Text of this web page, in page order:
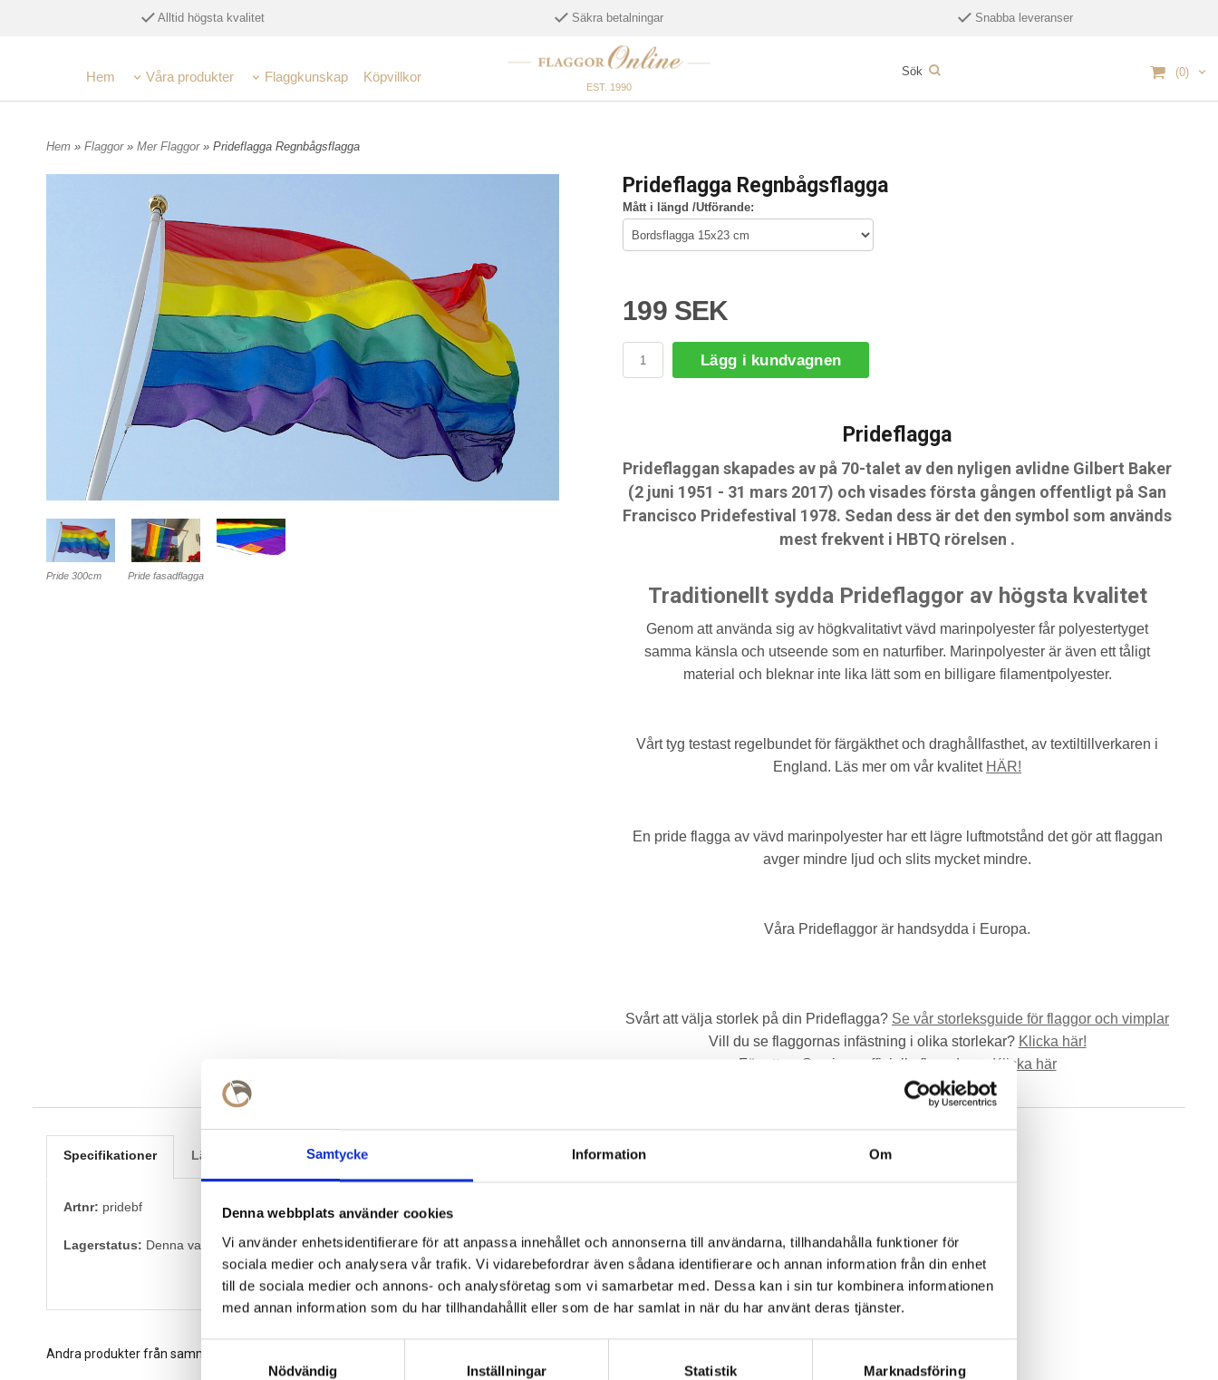
Samtycke Information Om
Denna webbplats använder cookies
Vi använder enhetsidentifierare för att anpassa innehållet och annonserna till användarna, tillhandahålla funktioner för
sociala medier och analysera vår trafik. Vi vidarebefordrar även sådana identifierare och annan information från din enhet
till de sociala medier och annons- och analysföretag som vi samarbetar med. Dessa kan i sin tur kombinera informationen
med annan information som du har tillhandahållit eller som de har samlat in när du har använt deras tjänster.
Samtyckesval
Nödvändig
Inställningar Statistik Marknadsföring
Alltid högsta kvalitet Säkra betalningar Snabba leveranser
Hem Våra produkter Flaggkunskap Köpvillkor
EST. 1990
(0)
Hem » Flaggor » Mer Flaggor » Prideflagga Regnbågsflagga
Pride 300cm Pride fasadflagga
Prideflagga Regnbågsflagga
Mått i längd /Utförande:
199 SEK
Lägg i kundvagnen
Prideflagga
Prideflaggan skapades av på 70-talet av den nyligen avlidne Gilbert Baker
(2 juni 1951 - 31 mars 2017) och visades första gången offentligt på San
Francisco Pridefestival 1978. Sedan dess är det den symbol som används
mest frekvent i HBTQ rörelsen .
Traditionellt sydda Prideflaggor av högsta kvalitet
Genom att använda sig av högkvalitativt vävd marinpolyester får polyestertyget
samma känsla och utseende som en naturfiber. Marinpolyester är även ett tåligt
material och bleknar inte lika lätt som en billigare filamentpolyester.
Vårt tyg testast regelbundet för färgäkthet och draghållfasthet, av textiltillverkaren i
England. Läs mer om vår kvalitet HÄR!
En pride flagga av vävd marinpolyester har ett lägre luftmotstånd det gör att flaggan
avger mindre ljud och slits mycket mindre.
Våra Prideflaggor är handsydda i Europa.
Svårt att välja storlek på din Prideflagga? Se vår storleksguide för flaggor och vimplar
Vill du se flaggornas infästning i olika storlekar? Klicka här!
För att se Sveriges officiella flaggdagar
Klicka här
Specifikationer Lämna omdöme
Artnr: pridebf
Lagerstatus: Denna varan har lite längre leveranstid. Beräknad leveranstid 2 veckor.
Andra produkter från samma kategori